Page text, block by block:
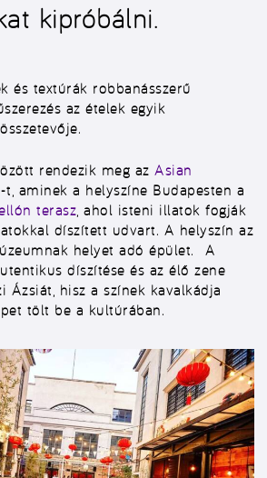
kipróbálni.
és textúrák robbanásszerű
az ételek egyik
rendezik meg az Asian
-t, aminek a helyszíne Budapesten a
terasz, ahol isteni illatok fogják
díszített udvart. A helyszín az
helyet adó épület. A
díszítése és az élő zene
Ázsiát, hisz a színek kavalkádja
tölt be a kultúrában.